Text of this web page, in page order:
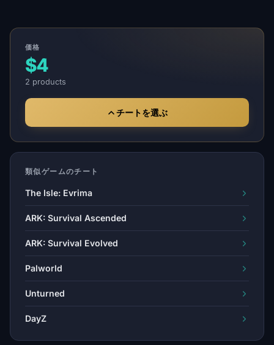
価格
$4
2 products
チートを選ぶ
類似ゲームのチート
The Isle: Evrima
ARK: Survival Ascended
ARK: Survival Evolved
Palworld
Unturned
DayZ